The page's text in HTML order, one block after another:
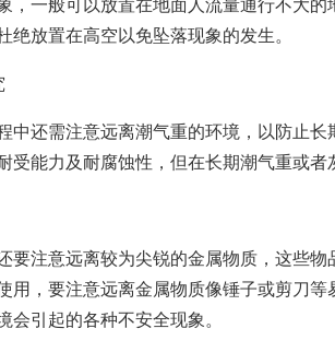
，一般可以放置在地面人流量通行不大
绝放置在高空以免坠落现象的发生。
中还需注意远离潮气重的环境，以防止
受能力及耐腐蚀性，但在长期潮气重或者
要注意远离较为尖锐的金属物质，这些
用，要注意远离金属物质像锤子或剪刀
会引起的各种不安全现象。